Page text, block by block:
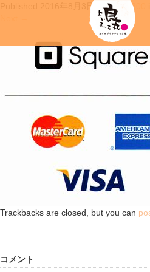
2016年8月3日 at300 × 300
Trackbacks are closed, but you can
コメント